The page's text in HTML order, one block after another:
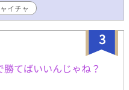
イチャ
3
てばいいんじゃね？